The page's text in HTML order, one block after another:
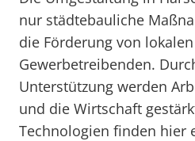
nur städtebauliche
die Förderung von
Gewerbetreibenden.
Unterstützung werden
und die Wirtschaft
Technologien finden hier